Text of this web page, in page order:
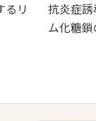
るリ
抗炎症
ム化糖